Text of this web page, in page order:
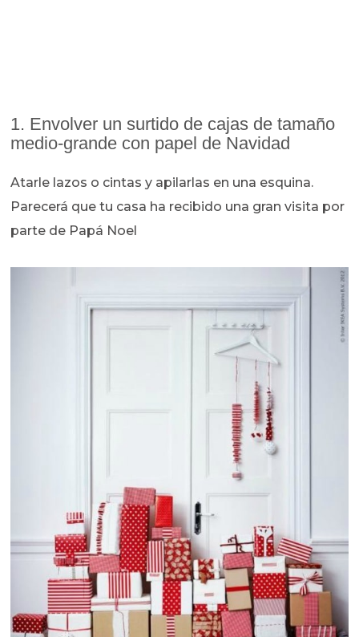
1. Envolver un surtido de cajas de tamaño
medio-grande con papel de Navidad
Atarle lazos o cintas y apilarlas en una esquina.
Parecerá que tu casa ha recibido una gran visita por
parte de Papá Noel